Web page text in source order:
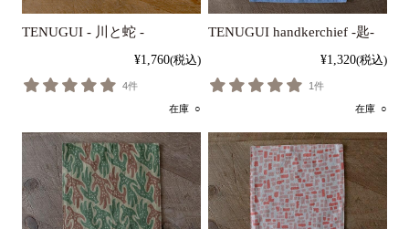
TENUGUI - 川と蛇 -
¥1,760(税込)
4件
在庫 ○
TENUGUI handkerchief -匙-
¥1,320(税込)
1件
在庫 ○